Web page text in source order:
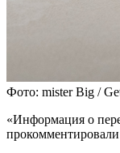
Фото: mister Big /
«Информация о